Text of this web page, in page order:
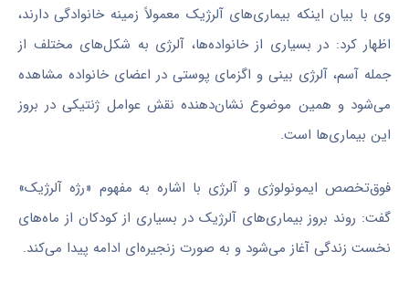
وی با بیان اینکه بیماری‌های آلرژیک معمولاً زمینه خانوادگی دارند،
اظهار کرد: در بسیاری از خانواده‌ها، آلرژی به شکل‌های مختلف از
جمله آسم، آلرژی بینی و اگزمای پوستی در اعضای خانواده مشاهده
می‌شود و همین موضوع نشان‌دهنده نقش عوامل ژنتیکی در بروز
این بیماری‌ها است.
فوق‌تخصص ایمونولوژی و آلرژی با اشاره به مفهوم «رژه آلرژیک»
گفت: روند بروز بیماری‌های آلرژیک در بسیاری از کودکان از ماه‌های
نخست زندگی آغاز می‌شود و به‌ صورت زنجیره‌ای ادامه پیدا می‌کند.